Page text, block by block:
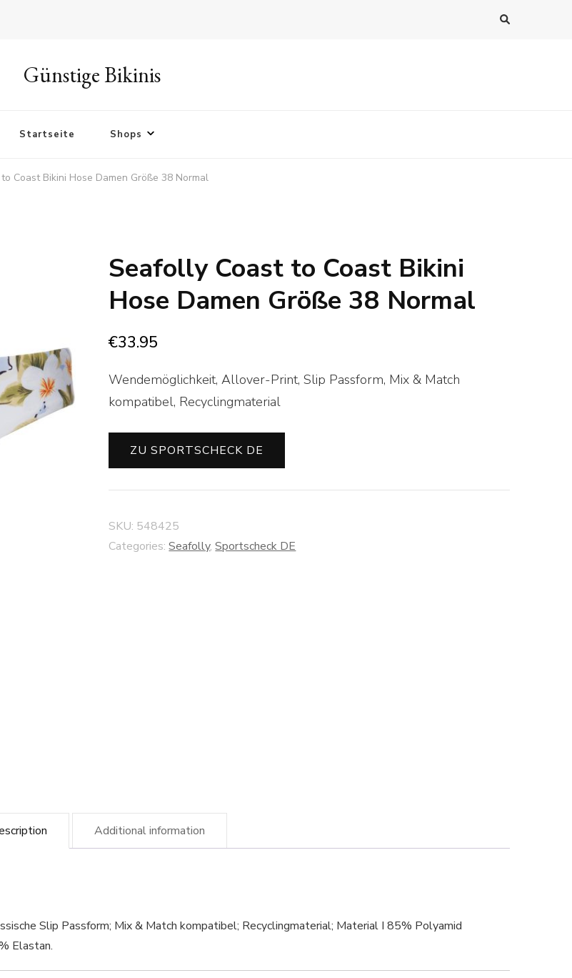
Günstige Bikinis
Startseite Shops
Coast Bikini Hose Damen Größe 38 Normal
Seafolly Coast to Coast Bikini
Hose Damen Größe 38 Normal
€33.95
Wendemöglichkeit, Allover-Print, Slip Passform, Mix & Match
kompatibel, Recyclingmaterial
ZU SPORTSCHECK DE
SKU: 548425
Categories:Seafolly,Sportscheck DE
Additional information
Slip Passform; Mix & Match kompatibel; Recyclingmaterial; Material I 85% Polyamid
Elastan.